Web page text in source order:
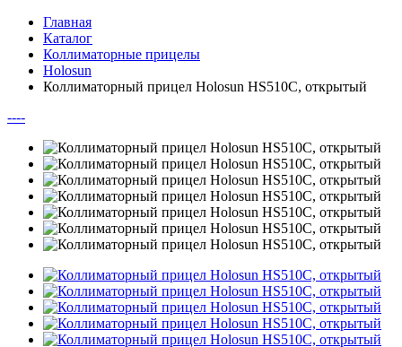
Главная
Каталог
Коллиматорные прицелы
Holosun
Коллиматорный прицел Holosun HS510C, открытый
----